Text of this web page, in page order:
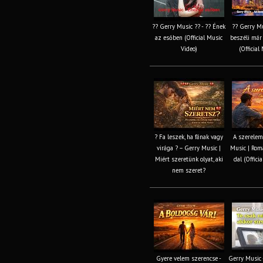
?? Gerry Music ?? - ?? Ének
az esőben (Official Music
Video)
?? Gerry
beszéli
(Official
? Fa leszek, ha fának vagy
virága ? – Gerry Music |
Miért szeretünk olyat, aki
nem szeret?
A
Music |
dal
Gyere velem szerencse - Gerry Music